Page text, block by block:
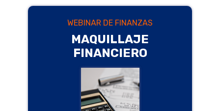
MAQUILLAJE
FINANCIERO
WEBINAR DE FINANZAS